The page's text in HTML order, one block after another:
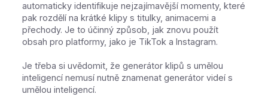
automaticky identifikuje nejzajímavější momenty, které
pak rozdělí na krátké klipy s titulky, animacemi a
přechody. Je to účinný způsob, jak znovu použít
obsah pro platformy, jako je TikTok a Instagram.
Je třeba si uvědomit, že generátor klipů s umělou
inteligencí nemusí nutně znamenat generátor videí s
umělou inteligencí.